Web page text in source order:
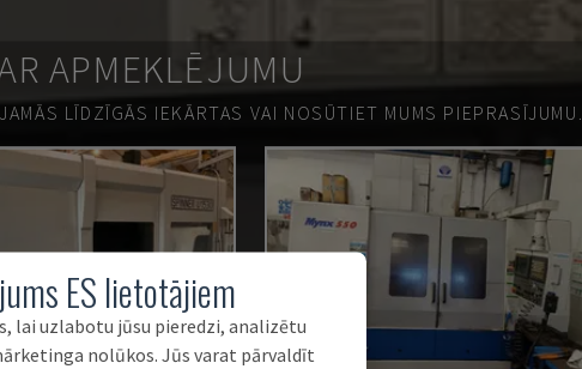
APMEKLĒJUMU
LĪDZĪGĀS IEKĀRTAS VAI NOSŪTIET MUMS PIEPRASĪJUMU.
ES lietotājiem
lai uzlabotu jūsu pieredzi, analizētu
nolūkos. Jūs varat pārvaldīt